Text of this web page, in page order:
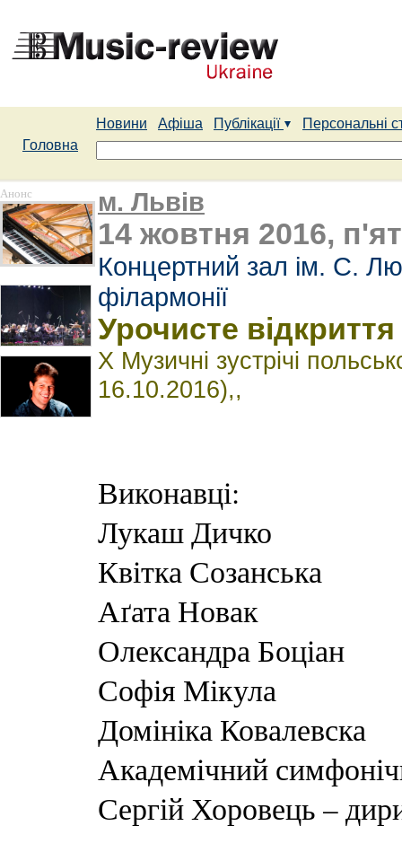
Новини Афіша Публікації
Персональні
Головна
Анонс м. Львів
14 жовтня 2016,
Концертний зал ім. С.
філармонії
Урочисте відкриття
X Музичні зустрічі
16.10.2016),,
Виконавці:
Лукаш Дичко
Квітка Созанська
Аґата Новак
Олександра Боціан
Софія Мікула
Домініка Ковалевска
Академічний
Сергій Хоровець –